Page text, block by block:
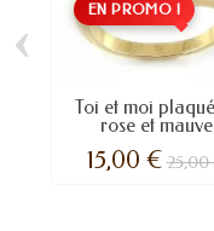
EN PROMO !
Toi et moi
rose et mauve
15,00 €
‹